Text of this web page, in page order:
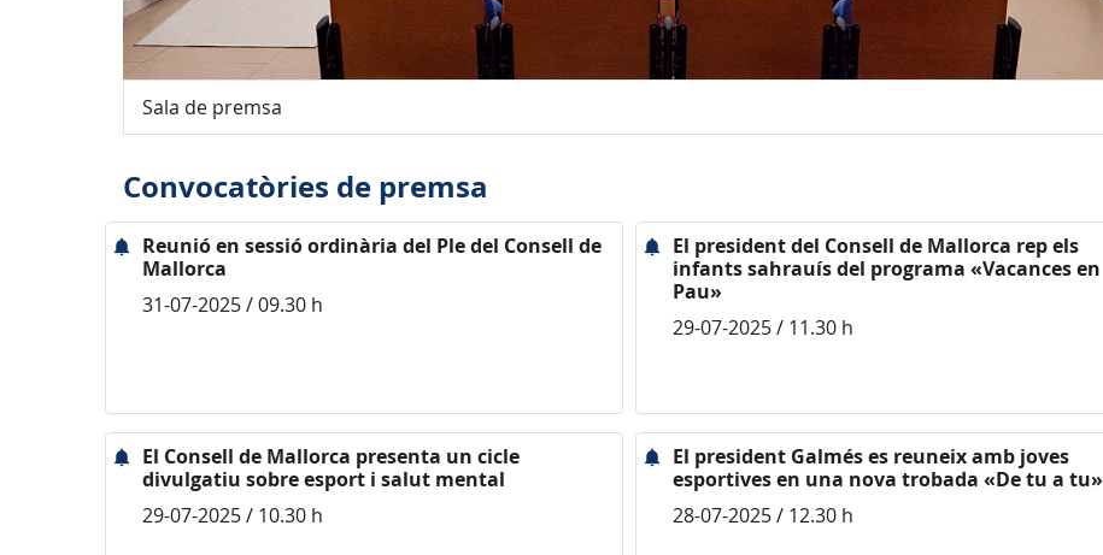
Sala de premsa
Convocatòries de premsa
Reunió en sessió ordinària del Ple del Consell de
Mallorca
31-07-2025 / 09.30 h
El president del Consell de Mallorca rep els
infants sahrauís del programa «Vacances en
Pau»
29-07-2025 / 11.30 h
El Consell de Mallorca presenta un cicle
divulgatiu sobre esport i salut mental
29-07-2025 / 10.30 h
El president Galmés es reuneix amb joves
esportives en una nova trobada «De tu a tu»
28-07-2025 / 12.30 h